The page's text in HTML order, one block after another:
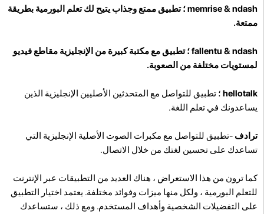
memrise& ndash ؛ تطبيق ممتع وجذاب يتيح لك تعلم البورمية بطريقة
ممتعة.
fallentu& ndash ؛ تطبيق مع مكتبة كبيرة من الإنجليزية مقاطع فيديو
لمستويات مختلفة من الصعوبة.
hellotalk ؛ تطبيق للتواصل مع المتحدثين الأصليين الإنجليزية الذين
يساعدونك في تعلم اللغة.
ترادف -تطبيق للتواصل مع مكبرات الصوت الأصلية الإنجليزية التي
تساعدك على تحسين لغتك من خلال الاتصال.
كما ترون من هذا الاستعراض ، هناك العديد من التطبيقات عبر الإنترنت
للتعلم البورمية ، ولكل منها ميزات وفوائد مختلفة. يعتمد اختيار التطبيق
على التفضيلات الشخصية وأهداف المستخدم. ومع ذلك ، ستساعدك